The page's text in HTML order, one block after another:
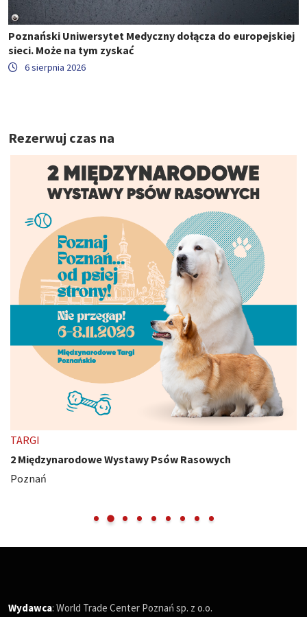
Poznański Uniwersytet Medyczny dołącza do europejskiej
sieci. Może na tym zyskać
6 sierpnia 2026
Rezerwuj czas na
TARGI
2 Międzynarodowe Wystawy Psów Rasowych
Poznań
Wydawca: World Trade Center Poznań sp. z o.o.